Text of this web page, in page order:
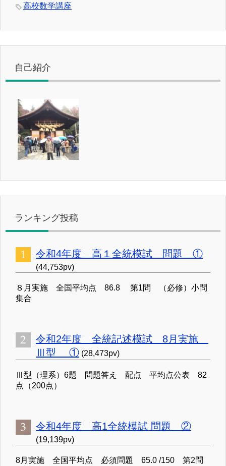
高校数学講座
自己紹介
ランキング投稿
令和4年度 高１全統模試 問題 ①
(44,753pv)
８月実施 全国平均点 86.8 第1問 （必修）小問
集合
令和2年度 全統記述模試 8月実施
Ⅲ型 ① (28,473pv)
Ⅲ型（理系）6題 問題答え 配点 平均点公表 82
点（200点）
令和4年度 高1全統模試 問題 ②
(19,139pv)
8月実施 全国平均点 必須問題 65.0 /150 第2問